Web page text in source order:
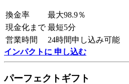
換金率
最大98.9％
現金化まで 最短5分
営業時間
24時間申し込み可能
インパクトに 申し込む
パーフェクトギフト